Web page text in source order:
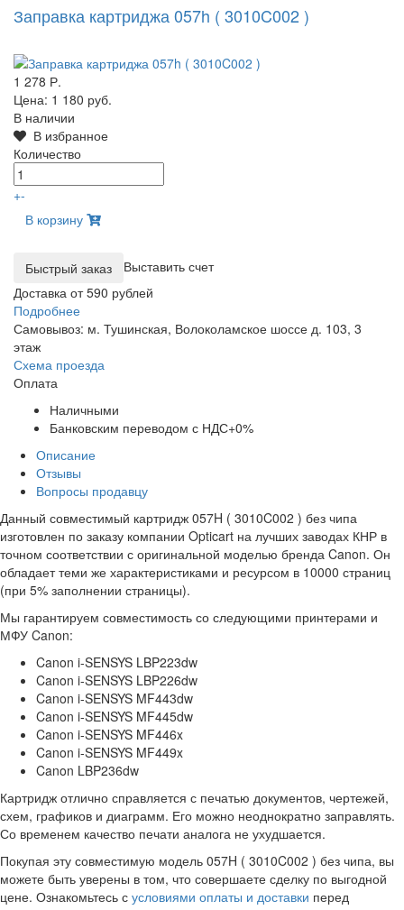
Заправка картриджа 057h ( 3010C002 )
1 278 Р.
Цена: 1 180 руб.
В наличии
В избранное
Количество
+-
В корзину
Выставить счет
Доставка от 590 рублей
Подробнее
Самовывоз: м. Тушинская, Волоколамское шоссе д. 103, 3
этаж
Схема проезда
Оплата
Наличными
Банковским переводом с НДС+0%
Описание
Отзывы
Вопросы продавцу
Данный совместимый картридж 057H ( 3010C002 ) без чипа
изготовлен по заказу компании Opticart на лучших заводах КНР в
точном соответствии с оригинальной моделью бренда Canon. Он
обладает теми же характеристиками и ресурсом в 10000 страниц
(при 5% заполнении страницы).
Мы гарантируем совместимость со следующими принтерами и
МФУ Canon:
Canon i-SENSYS LBP223dw
Canon i-SENSYS LBP226dw
Canon i-SENSYS MF443dw
Canon i-SENSYS MF445dw
Canon i-SENSYS MF446x
Canon i-SENSYS MF449x
Canon LBP236dw
Картридж отлично справляется с печатью документов, чертежей,
схем, графиков и диаграмм. Его можно неоднократно заправлять.
Со временем качество печати аналога не ухудшается.
Покупая эту совместимую модель 057H ( 3010C002 ) без чипа, вы
можете быть уверены в том, что совершаете сделку по выгодной
цене. Ознакомьтесь с условиями оплаты и доставки перед